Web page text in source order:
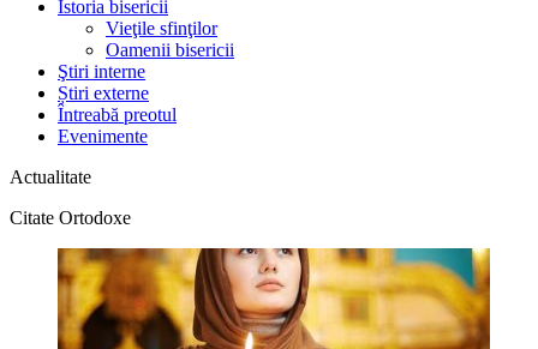
Istoria bisericii
Vieţile sfinţilor
Oamenii bisericii
Ştiri interne
Știri externe
Întreabă preotul
Evenimente
Actualitate
Citate Ortodoxe